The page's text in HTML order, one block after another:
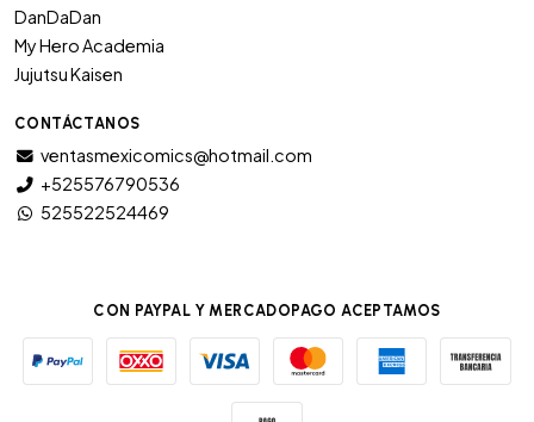
DanDaDan
My Hero Academia
Jujutsu Kaisen
CONTÁCTANOS
ventasmexicomics@hotmail.com
+525576790536
525522524469
CON PAYPAL Y MERCADOPAGO ACEPTAMOS